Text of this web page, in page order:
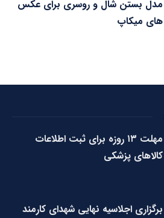
مدل بستن شال و روسری برای عکس
های میکاپ
مهلت ۱۳ روزه برای ثبت اطلاعات
کالاهای پزشکی
برگزاری اجلاسیه نهایی شهدای کارمند